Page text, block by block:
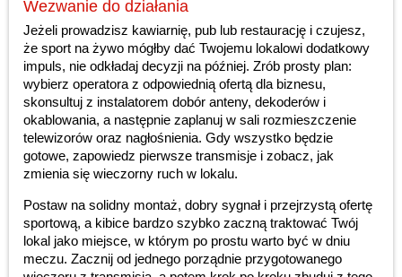
Wezwanie do działania
Jeżeli prowadzisz kawiarnię, pub lub restaurację i czujesz,
że sport na żywo mógłby dać Twojemu lokalowi dodatkowy
impuls, nie odkładaj decyzji na później. Zrób prosty plan:
wybierz operatora z odpowiednią ofertą dla biznesu,
skonsultuj z instalatorem dobór anteny, dekoderów i
okablowania, a następnie zaplanuj w sali rozmieszczenie
telewizorów oraz nagłośnienia. Gdy wszystko będzie
gotowe, zapowiedz pierwsze transmisje i zobacz, jak
zmienia się wieczorny ruch w lokalu.
Postaw na solidny montaż, dobry sygnał i przejrzystą ofertę
sportową, a kibice bardzo szybko zaczną traktować Twój
lokal jako miejsce, w którym po prostu warto być w dniu
meczu. Zacznij od jednego porządnie przygotowanego